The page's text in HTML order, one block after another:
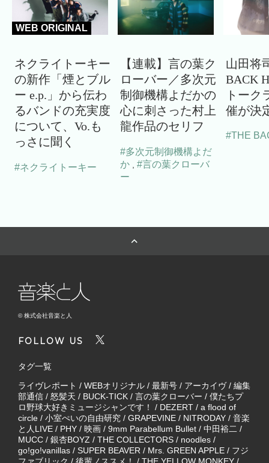
WEB ORIGINAL
ネクライトーキー
の新作「煙とブル
ー e.p.」から伝わ
るバンドの充実度
について、Vo.も
っさに聞く
#ネクライトーキー
【連載】言の葉ク
ローバー／多次元
制御機構よだかの
心に刺さった村上
龍作品のセリフ
#多次元制御機構よだ
か , #言の葉クローバ
ー
山田将
BACK
トーク
催が決
#THE
© 株式会社音楽と人
FOLLOW US
タグ一覧
ライヴレポート / WEBオリジナル / 最新号 / アーカイヴ/ 編集
部通信 / 怒髪天 / BUCK-TICK / 言の葉クローバー / 僕たちプ
ロ野球大好きミュージシャンです！
/ DEZERT / a flood of
circle / 小室ぺいの自由研究 / GRAPEVINE / NITRODAY / 音楽
と人LIVE / PHY / 映画 / 9mm Parabellum Bullet / 中田裕二 /
MUCC / 銀杏BOYZ / THE COLLECTORS / noodles /
go!go!vanillas / SUPER BEAVER / Mrs. GREEN APPLE / フジ